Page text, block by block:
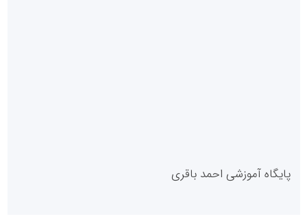
پایگاه آموزشی احمد باقری